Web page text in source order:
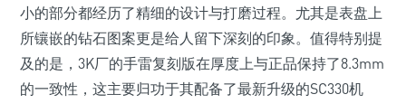
小的部分都经历了精细的设计与打磨过程。尤其是表盘上
所镶嵌的钻石图案更是给人留下深刻的印象。值得特别提
及的是，3K厂的手雷复刻版在厚度上与正品保持了8.3mm
的一致性，这主要归功于其配备了最新升级的SC330机